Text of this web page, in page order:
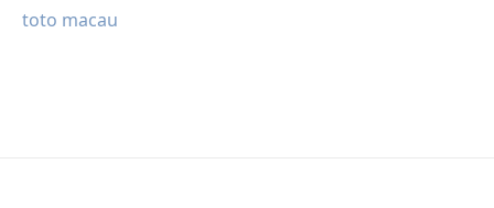
toto macau